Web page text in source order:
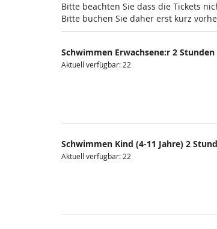
Bitte beachten Sie dass die Tickets
Bitte buchen Sie daher erst kurz
Schwimmen Erwachsene:r 2 Stunden
Aktuell verfügbar: 22
Schwimmen Kind (4-11 Jahre) 2
Aktuell verfügbar: 22